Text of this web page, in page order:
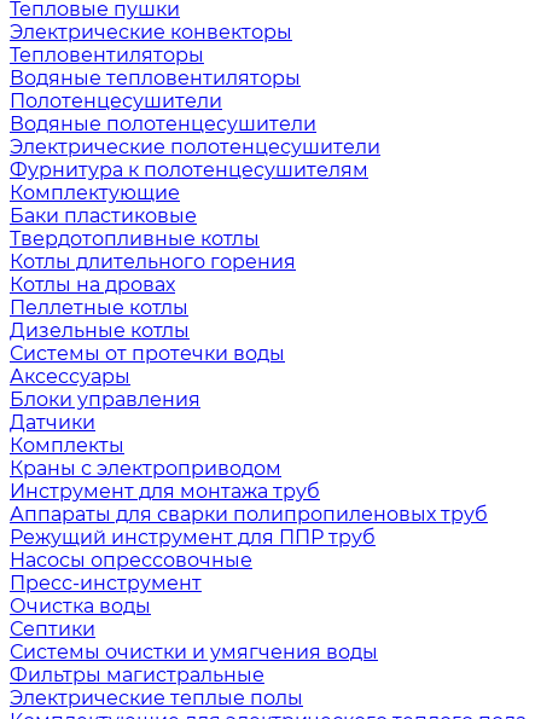
Тепловые пушки
Электрические конвекторы
Тепловентиляторы
Водяные тепловентиляторы
Полотенцесушители
Водяные полотенцесушители
Электрические полотенцесушители
Фурнитура к полотенцесушителям
Комплектующие
Баки пластиковые
Твердотопливные котлы
Котлы длительного горения
Котлы на дровах
Пеллетные котлы
Дизельные котлы
Системы от протечки воды
Аксессуары
Блоки управления
Датчики
Комплекты
Краны с электроприводом
Инструмент для монтажа труб
Аппараты для сварки полипропиленовых труб
Режущий инструмент для ППР труб
Насосы опрессовочные
Пресс-инструмент
Очистка воды
Септики
Системы очистки и умягчения воды
Фильтры магистральные
Электрические теплые полы